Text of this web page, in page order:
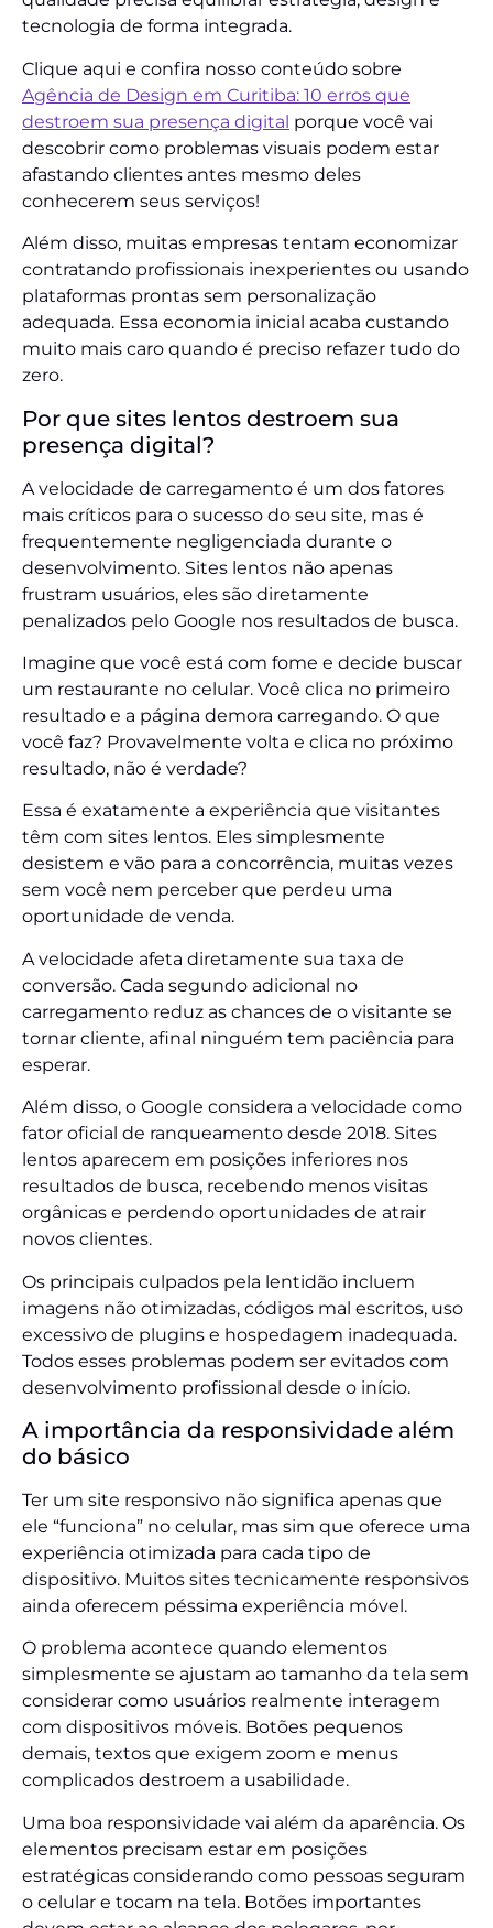
tecnologia de forma integrada.
Clique aqui e confira nosso conteúdo sobre
Agência de Design em Curitiba: 10 erros que
destroem sua presença digital porque você vai
descobrir como problemas visuais podem estar
afastando clientes antes mesmo deles
conhecerem seus serviços!
Além disso, muitas empresas tentam economizar
contratando profissionais inexperientes ou usando
plataformas prontas sem personalização
adequada. Essa economia inicial acaba custando
muito mais caro quando é preciso refazer tudo do
zero.
Por que sites lentos destroem sua
presença digital?
A velocidade de carregamento é um dos fatores
mais críticos para o sucesso do seu site, mas é
frequentemente negligenciada durante o
desenvolvimento. Sites lentos não apenas
frustram usuários, eles são diretamente
penalizados pelo Google nos resultados de busca.
Imagine que você está com fome e decide buscar
um restaurante no celular. Você clica no primeiro
resultado e a página demora carregando. O que
você faz? Provavelmente volta e clica no próximo
resultado, não é verdade?
Essa é exatamente a experiência que visitantes
têm com sites lentos. Eles simplesmente
desistem e vão para a concorrência, muitas vezes
sem você nem perceber que perdeu uma
oportunidade de venda.
A velocidade afeta diretamente sua taxa de
conversão. Cada segundo adicional no
carregamento reduz as chances de o visitante se
tornar cliente, afinal ninguém tem paciência para
esperar.
Além disso, o Google considera a velocidade como
fator oficial de ranqueamento desde 2018. Sites
lentos aparecem em posições inferiores nos
resultados de busca, recebendo menos visitas
orgânicas e perdendo oportunidades de atrair
novos clientes.
Os principais culpados pela lentidão incluem
imagens não otimizadas, códigos mal escritos, uso
excessivo de plugins e hospedagem inadequada.
Todos esses problemas podem ser evitados com
desenvolvimento profissional desde o início.
A importância da responsividade além
do básico
Ter um site responsivo não significa apenas que
ele “funciona” no celular, mas sim que oferece uma
experiência otimizada para cada tipo de
dispositivo. Muitos sites tecnicamente responsivos
ainda oferecem péssima experiência móvel.
O problema acontece quando elementos
simplesmente se ajustam ao tamanho da tela sem
considerar como usuários realmente interagem
com dispositivos móveis. Botões pequenos
demais, textos que exigem zoom e menus
complicados destroem a usabilidade.
Uma boa responsividade vai além da aparência. Os
elementos precisam estar em posições
estratégicas considerando como pessoas seguram
o celular e tocam na tela. Botões importantes